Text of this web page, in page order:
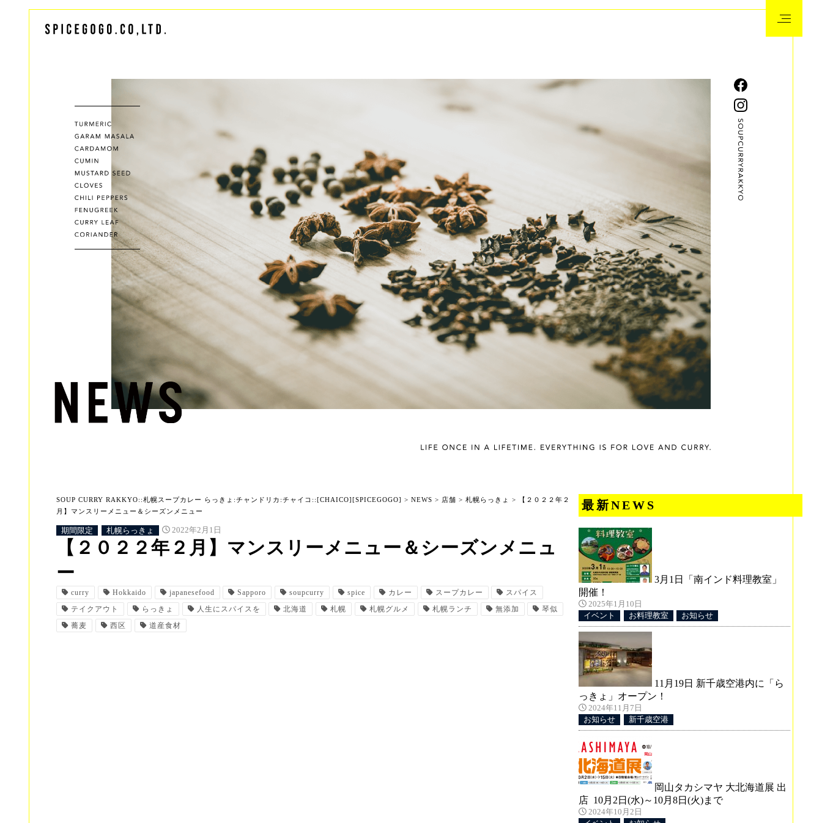
SOUP CURRY RAKKYO::札幌スープカレー らっきょ:チャンドリカ:チャイコ::[CHAICO][SPICEGOGO] > NEWS > 店舗 > 札幌らっきょ >
【２０２２年２
月】マンスリーメニュー＆シーズンメニュー
期間限定 札幌らっきょ 2022年2月1日
【２０２２年２月】マンスリーメニュー＆シーズンメニュ
ー
curry Hokkaido japanesefood Sapporo soupcurry spice カレー スープカレー
スパイス
テイクアウト
らっきょ 人生にスパイスを 北海道 札幌 札幌グルメ 札幌ランチ 無添加
琴似
蕎麦
西区 道産食材
最新NEWS
3月1日「南インド料理教室」
開催！
2025年1月10日
イベント
お料理教室 お知らせ
11月19日 新千歳空港内に「ら
っきょ」オープン！
2024年11月7日
お知らせ
新千歳空港
岡山タカシマヤ 大北海道展 出
店 10月2日(水)～10月8日(火)まで
2024年10月2日